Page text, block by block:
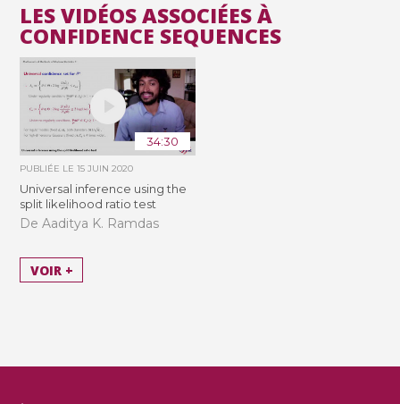
LES VIDÉOS ASSOCIÉES À
CONFIDENCE SEQUENCES
34:30
PUBLIÉE LE15 JUIN 2020
Universal inference using the
split likelihood ratio test
De Aaditya K. Ramdas
VOIR +